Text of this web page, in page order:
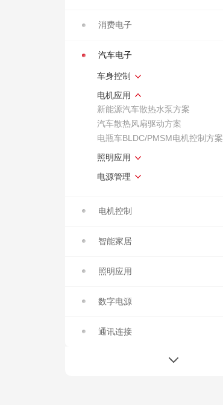
消费电子
汽车电子
车身控制
电机应用
新能源汽车散热水泵方案
汽车散热风扇驱动方案
电瓶车BLDC/PMSM电机控制方案
照明应用
电源管理
电机控制
智能家居
照明应用
数字电源
通讯连接